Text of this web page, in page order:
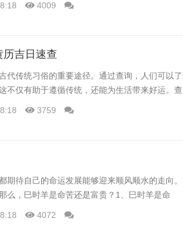
4009
历吉日速查
代传统习俗的重要途径。通过查询，人们可以
不仅有助于遵循传统，还能为生活带来好运。查
3759
期待自己的命运发展能够迎来顺风顺水的走向
么，巳时羊是命苦还是富贵？1、巳时羊是命
4072